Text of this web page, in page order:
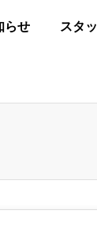
らせ スタ